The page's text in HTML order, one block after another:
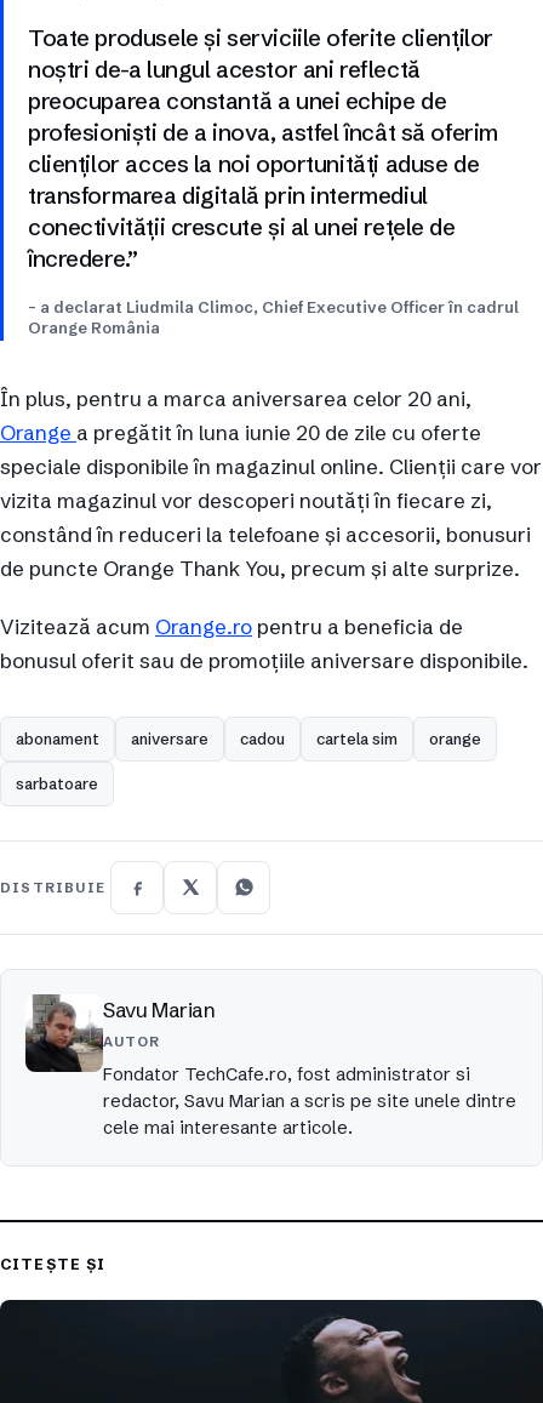
Toate produsele și serviciile oferite clienților
noștri de-a lungul acestor ani reflectă
preocuparea constantă a unei echipe de
profesioniști de a inova, astfel încât să oferim
clienților acces la noi oportunități aduse de
transformarea digitală prin intermediul
conectivității crescute și al unei rețele de
încredere.”
– a declarat Liudmila Climoc, Chief Executive Officer în cadrul
Orange România
În plus, pentru a marca aniversarea celor 20 ani,
Orange a pregătit în luna iunie 20 de zile cu oferte
speciale disponibile în magazinul online. Clienții care vor
vizita magazinul vor descoperi noutăți în fiecare zi,
constând în reduceri la telefoane și accesorii, bonusuri
de puncte Orange Thank You, precum și alte surprize.
Vizitează acum Orange.ro pentru a beneficia de
bonusul oferit sau de promoțiile aniversare disponibile.
abonament aniversare cadou cartela sim orange
sarbatoare
DISTRIBUIE
Savu Marian
AUTOR
Fondator TechCafe.ro, fost administrator si
redactor, Savu Marian a scris pe site unele dintre
cele mai interesante articole.
CITEȘTE ȘI